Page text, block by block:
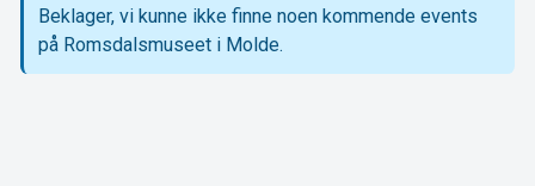
Om Tickster
Beklager, vi kunne ikke finne noen kommende events
på Romsdalsmuseet i Molde.